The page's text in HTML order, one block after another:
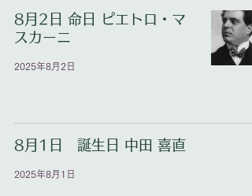
8月2日 命日 ピエトロ・マ
スカーニ
2025年8月2日
8月1日 誕生日 中田 喜直
2025年8月1日